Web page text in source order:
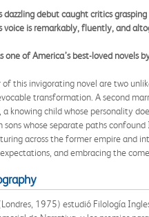
dazzling debut caught critics
voice is remarkably, fluently, and
one of America’s best-loved novels by
this invigorating novel are two
transformation. A second
a knowing child whose personality
sons whose separate paths
across the former empire and
and embracing the
1975) estudió Filología